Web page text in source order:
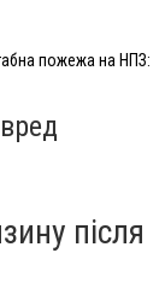
пожежа на НПЗ:
після